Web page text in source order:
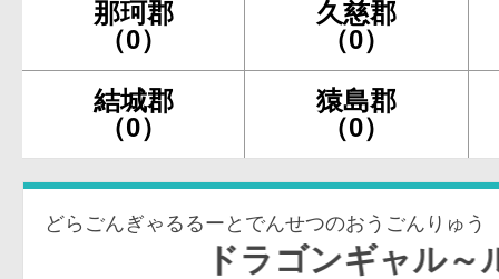
那珂郡
（0）
久慈郡
（0）
結城郡
（0）
猿島郡
（0）
どらごんぎゃるるーとでんせつのおうごんりゅう
ドラゴンギャル～ルー